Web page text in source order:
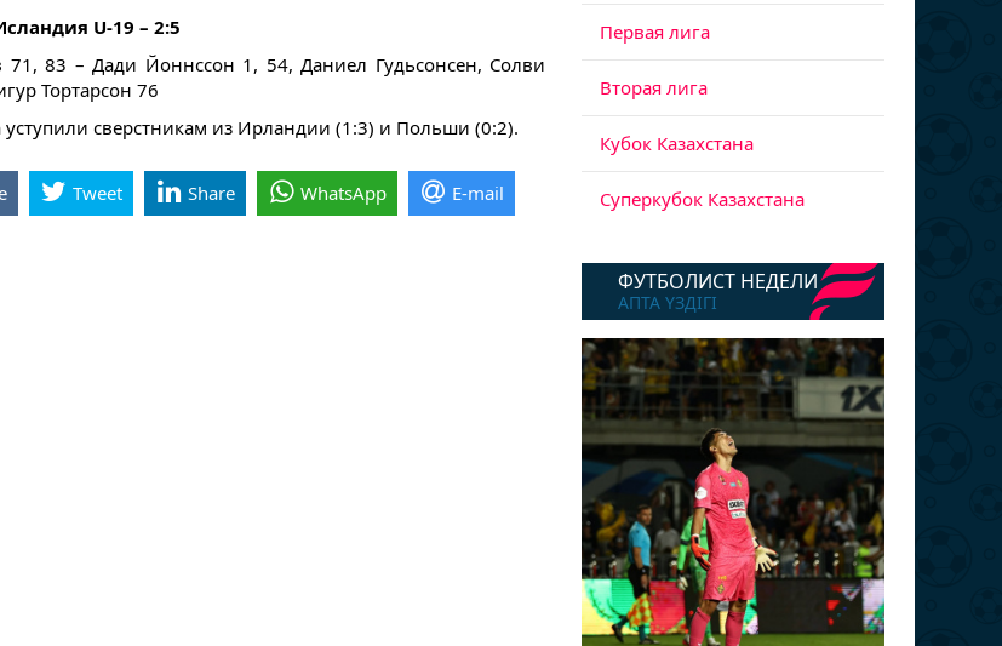
U-19 – 2:5
71, 83 – Дади Йоннссон 1, 54, Даниел Гудьсонсен, Солви
Тортарсон 76
уступили сверстникам из Ирландии (1:3) и Польши (0:2).
Tweet Share WhatsApp E-mail
Первая лига
Вторая лига
Кубок Казахстана
Суперкубок Казахстана
ФУТБОЛИСТ НЕДЕЛИ
АПТА ҮЗДІГІ